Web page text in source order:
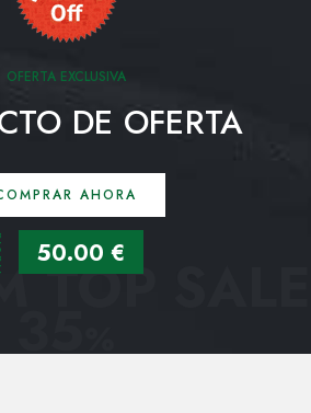
OFERTA EXCLUSIVA
DE OFERTA
AHORA
50.00 €
TOP SALE
35